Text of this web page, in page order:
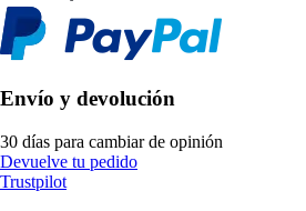
Envío y devolución
30 días para cambiar de opinión
Devuelve tu pedido
Trustpilot